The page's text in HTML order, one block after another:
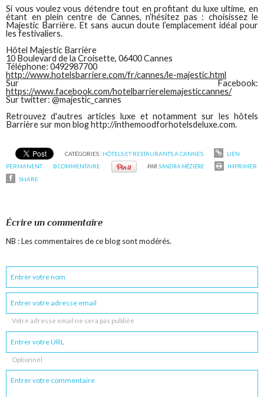
Si vous voulez vous détendre tout en profitant du luxe ultime, en
étant en plein centre de Cannes, n’hésitez pas : choisissez le
Majestic Barrière. Et sans aucun doute l’emplacement idéal pour
les festivaliers.
Hôtel Majestic Barrière
10 Boulevard de la Croisette, 06400 Cannes
Téléphone: 0492987700
http://www.hotelsbarriere.com/fr/cannes/le-majestic.html
Sur Facebook:
https://www.facebook.com/hotelbarrierelemajesticcannes/
Sur twitter: @majestic_cannes
Retrouvez d'autres articles luxe et notamment sur les hôtels
Barrière sur mon blog http://inthemoodforhotelsdeluxe.com.
CATÉGORIES : HÔTELS ET RESTAURANTS A CANNES
LIEN
PERMANENT
0COMMENTAIRE PARSANDRA MÉZIÈRE
IMPRIMER
SHARE
Écrire un commentaire
NB : Les commentaires de ce blog sont modérés.
Votre adresse email ne sera pas publiée
Optionnel